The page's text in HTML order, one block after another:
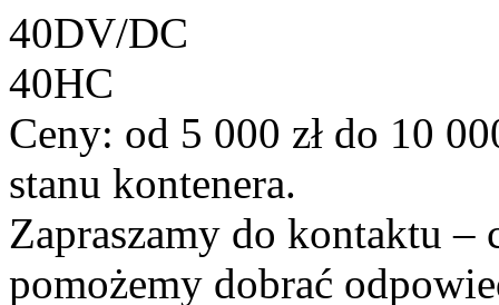
40DV/DC
40HC
Ceny: od 5 000 zł do 10
stanu kontenera.
Zapraszamy do kontaktu
pomożemy dobrać